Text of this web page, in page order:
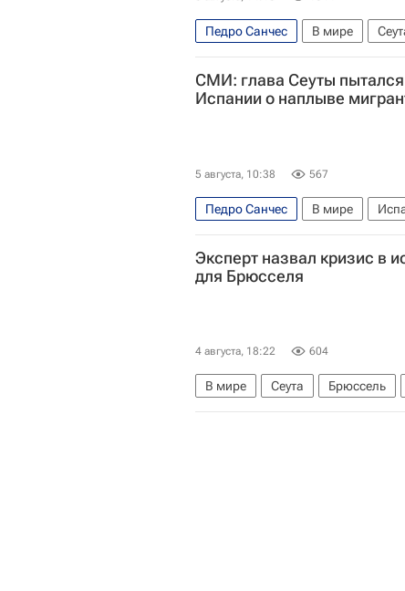
Педро Санчес В мире
Евросоюз
Наплыв
СМИ: глава Сеуты
Испании о наплыве
5 августа, 10:38 567
Педро Санчес В мире
Наплыв мигрантов в Испании
Эксперт назвал кризис в
для Брюсселя
4 августа, 18:22 604
В мире Сеута Брюссель